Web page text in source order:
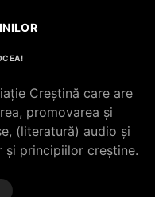
fondatorul
Africa de Sud,
după ce
lui
Creștină care are
promovarea și
(literatură) audio și
principiilor creștine.